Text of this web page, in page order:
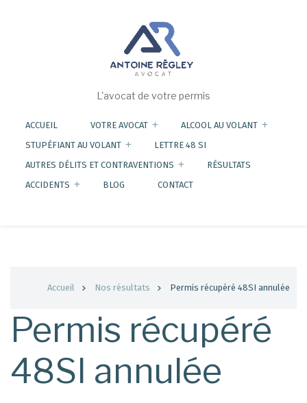
L'avocat de votre permis
ACCUEIL VOTRE AVOCAT
ALCOOL AU VOLANT
STUPÉFIANT AU VOLANT
LETTRE 48 SI
AUTRES DÉLITS ET CONTRAVENTIONS
RÉSULTATS
ACCIDENTS
BLOG CONTACT
d'Ariane
Accueil Nos résultats Permis récupéré 48SI annulée
Permis récupéré
48SI annulée